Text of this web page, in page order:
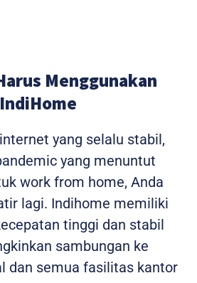
Menggunakan
IndiHome
yang selalu stabil,
yang menuntut
work from home, Anda
lagi. Indihome memiliki
tinggi dan stabil
sambungan ke
dan semua fasilitas kantor